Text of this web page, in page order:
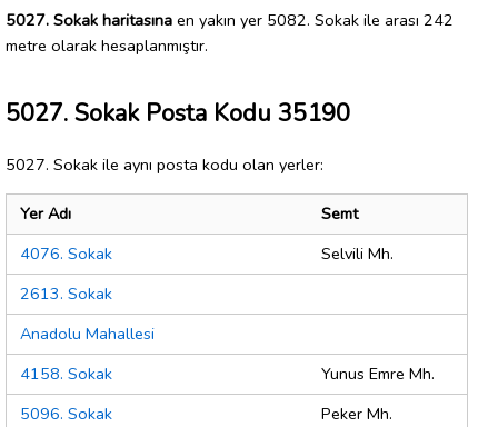
5027. Sokak haritasına en yakın yer 5082. Sokak ile arası 242
metre olarak hesaplanmıştır.
5027. Sokak Posta Kodu 35190
5027. Sokak ile aynı posta kodu olan yerler:
Yer Adı
Semt
4076. Sokak
Selvili Mh.
2613. Sokak
Anadolu Mahallesi
4158. Sokak
Yunus Emre Mh.
5096. Sokak
Peker Mh.